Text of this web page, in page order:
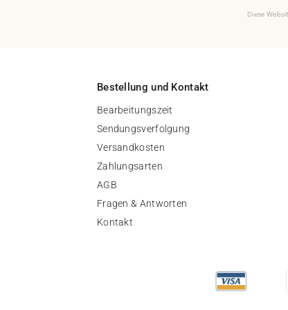
Diese
Bestellung und Kontakt
Bearbeitungszeit
Sendungsverfolgung
Versandkosten
Zahlungsarten
AGB
Fragen & Antworten
Kontakt